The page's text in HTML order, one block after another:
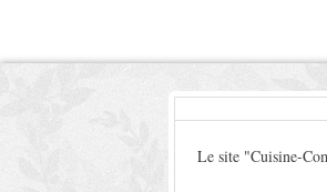
Le site "Cuisine-